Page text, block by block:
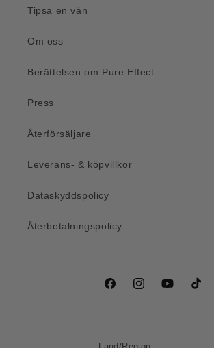
Tipsa en vän
Om oss
Berättelsen om Pure Effect
Press
Återförsäljare
Leverans- & köpvillkor
Dataskyddspolicy
Återbetalningspolicy
FacebookInstagramYouTubeTikTok